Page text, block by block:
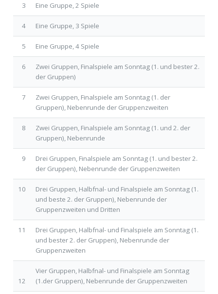
3 Eine Gruppe, 2 Spiele
4 Eine Gruppe, 3 Spiele
5 Eine Gruppe, 4 Spiele
6
Zwei Gruppen, Finalspiele am Sonntag (1. und bester 2.
der Gruppen)
7
Zwei Gruppen, Finalspiele am Sonntag (1. der
Gruppen), Nebenrunde der Gruppenzweiten
8
Zwei Gruppen, Finalspiele am Sonntag (1. und 2. der
Gruppen), Nebenrunde
9
Drei Gruppen, Finalspiele am Sonntag (1. und bester 2.
der Gruppen), Nebenrunde der Gruppenzweiten
10
Drei Gruppen, Halbfnal- und Finalspiele am Sonntag (1.
und beste 2. der Gruppen), Nebenrunde der
Gruppenzweiten und Dritten
11
Drei Gruppen, Halbfnal- und Finalspiele am Sonntag (1.
und bester 2. der Gruppen), Nebenrunde der
Gruppenzweiten
12
Vier Gruppen, Halbfnal- und Finalspiele am Sonntag
(1.der Gruppen), Nebenrunde der Gruppenzweiten